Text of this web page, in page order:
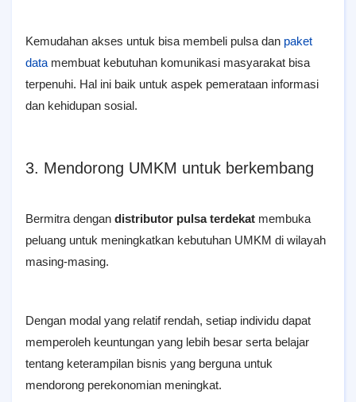
Kemudahan akses untuk bisa membeli pulsa dan paket
data membuat kebutuhan komunikasi masyarakat bisa
terpenuhi. Hal ini baik untuk aspek pemerataan informasi
dan kehidupan sosial.
3. Mendorong UMKM untuk berkembang
Bermitra dengan distributor pulsa terdekat membuka
peluang untuk meningkatkan kebutuhan UMKM di wilayah
masing-masing.
Dengan modal yang relatif rendah, setiap individu dapat
memperoleh keuntungan yang lebih besar serta belajar
tentang keterampilan bisnis yang berguna untuk
mendorong perekonomian meningkat.